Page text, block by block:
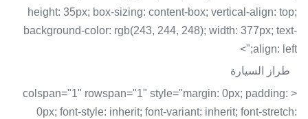
height: 35px; box-sizing: content-box; vertical-align: top;
background-color: rgb(243, 244, 248); width: 377px; text-
align: left;">
طراز السيارة
< colspan="1" rowspan="1" style="margin: 0px; padding:
0px; font-style: inherit; font-variant: inherit; font-stretch: